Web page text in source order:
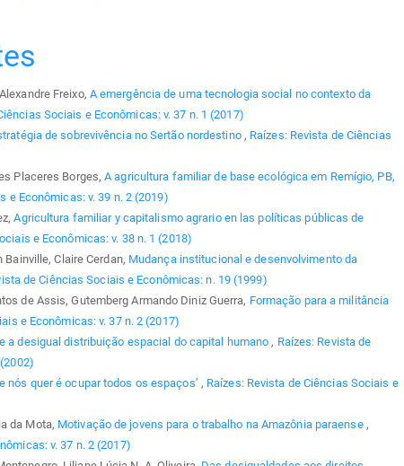
Freixo, A emergência de uma tecnologia social no contexto da
Sociais e Econômicas: v. 37 n. 1 (2017)
de sobrevivência no Sertão nordestino , Raízes: Revista de Ciências
Placeres Borges,A agricultura familiar de base ecológica em Remígio, PB,
e Econômicas: v. 39 n. 2 (2019)
Agricultura familiar y capitalismo agrario en las políticas públicas de
e Econômicas: v. 38 n. 1 (2018)
Claire Cerdan, Mudança institucional e desenvolvimento da
de Ciências Sociais e Econômicas: n. 19 (1999)
de Assis, Gutemberg Armando Diniz Guerra, Formação para a militância
e Econômicas: v. 37 n. 2 (2017)
a desigual distribuição espacial do capital humano , Raízes: Revista de
nós quer é ocupar todos os espaços’ , Raízes: Revista de Ciências Sociais e
da Mota, Motivação de jovens para o trabalho na Amazônia paraense ,
v. 37 n. 2 (2017)